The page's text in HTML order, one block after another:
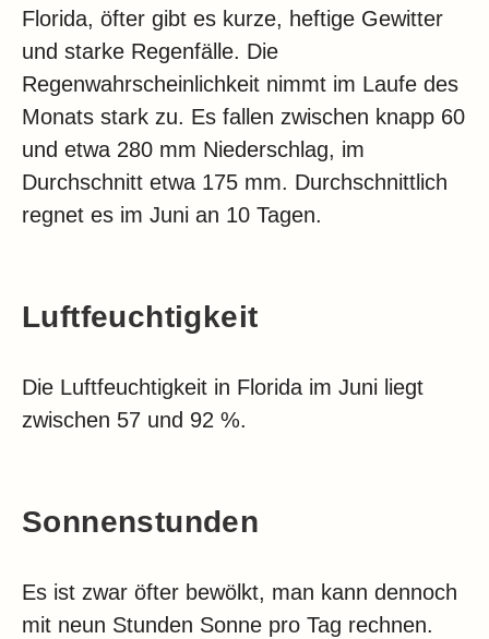
Florida, öfter gibt es kurze, heftige Gewitter
und starke Regenfälle. Die
Regenwahrscheinlichkeit nimmt im Laufe des
Monats stark zu. Es fallen zwischen knapp 60
und etwa 280 mm Niederschlag, im
Durchschnitt etwa 175 mm. Durchschnittlich
regnet es im Juni an 10 Tagen.
Luftfeuchtigkeit
Die Luftfeuchtigkeit in Florida im Juni liegt
zwischen 57 und 92 %.
Sonnenstunden
Es ist zwar öfter bewölkt, man kann dennoch
mit neun Stunden Sonne pro Tag rechnen.